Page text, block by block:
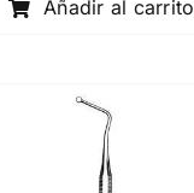
era:
es:
Añadir al carrito